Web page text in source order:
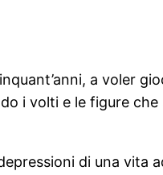
a voler
i volti e le figure che
di una vita